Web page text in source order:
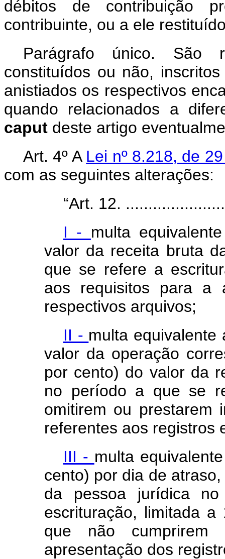
débitos de contribuição
contribuinte, ou a ele
Parágrafo único. São
constituídos ou não,
anistiados os respectivos
quando relacionados a
caput deste artigo
Art. 4º A Lei nº 8.218, de
com as seguintes alterações:
“Art. 12.
I - multa
valor da receita bruta
que se refere a
aos requisitos para a
respectivos arquivos;
II - multa
valor da operação
por cento) do valor da
no período a que se
omitirem ou prestarem
referentes aos registros
III - multa
cento) por dia de
da pessoa jurídica
escrituração, limitada
que não cumprirem
apresentação dos